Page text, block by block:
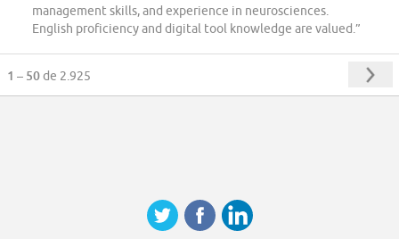
management skills, and experience in neurosciences.
English proficiency and digital tool knowledge are valued.”
1 – 50de 2.925